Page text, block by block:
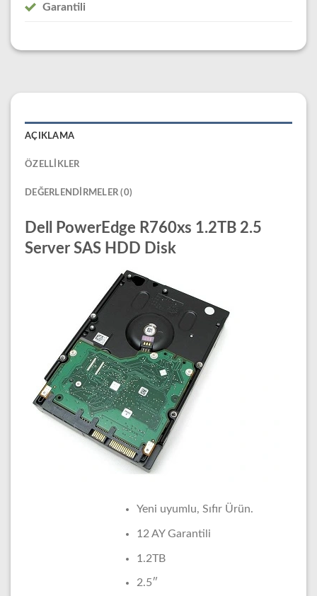
Garantili
AÇIKLAMA
ÖZELLIKLER
DEĞERLENDIRMELER (0)
Dell PowerEdge R760xs 1.2TB 2.5
Server SAS HDD Disk
Yeni uyumlu, Sıfır Ürün.
12 AY Garantili
1.2TB
2.5″